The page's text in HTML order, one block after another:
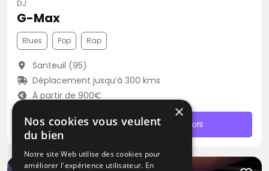
DJ
G-Max
Blues Pop Rap
Santeuil (95)
Déplacement jusqu’à 300 kms
À partir de 900€
Contacter Profil
×
Nos cookies vous veulent
du bien
Notre site Web utilise des cookies pour
améliorer l'expérience utilisateur. En